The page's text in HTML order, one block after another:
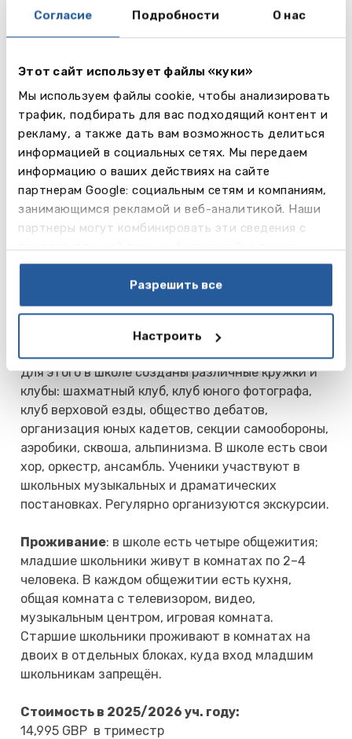
Согласие Подробности О нас
Этот сайт использует файлы «куки»
Мы используем файлы cookie, чтобы анализировать
трафик, подбирать для вас подходящий контент и
рекламу, а также дать вам возможность делиться
информацией в социальных сетях. Мы передаем
информацию о ваших действиях на сайте
партнерам Google: социальным сетям и компаниям,
занимающимся рекламой и веб-аналитикой. Наши
партнеры могут комбинировать эти сведения с
данными, которые они получили при использовании
Разрешить все
Настроить
Спорт
: Школа славится игровыми видами спорта
хоккею, регби, крикету, теннису и лёгкой
атлетике. Также ученики участвуют в
соревнованиях по отдельным видам спорта на
национальном уровне. В школе помимо основных
видов спорта можно заниматься аэробикой,
лыжные поездки и экспедиции в такие места как
Перу, Морокко, Корсика, Гималаи.
Культурная жизнь:во внеурочное время каждый
ученик находит для себя занятие по интересам.
Для этого в школе созданы различные кружки и
клубы: шахматный клуб, клуб юного фотографа,
клуб верховой езды, общество дебатов,
организация юных кадетов, секции самообороны,
аэробики, сквоша, альпинизма. В школе есть свои
хор, оркестр, ансамбль. Ученики участвуют в
школьных музыкальных и драматических
постановках. Регулярно организуются экскурсии.
Проживание: в школе есть четыре общежития;
младшие школьники живут в комнатах по 2–4
человека. В каждом общежитии есть кухня,
общая комната с телевизором, видео,
музыкальным центром, игровая комната.
Старшие школьники проживают в комнатах на
двоих в отдельных блоках, куда вход младшим
школьникам запрещён.
Стоимость в 2025/2026 уч. году:
14,995 GBP в триместр